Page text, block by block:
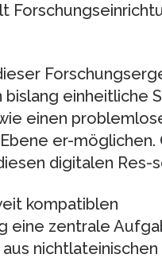
einheitliche
einen
er-möglichen.
digitalen Res-
kompatiblen
eine zentrale
nichtlateinischen